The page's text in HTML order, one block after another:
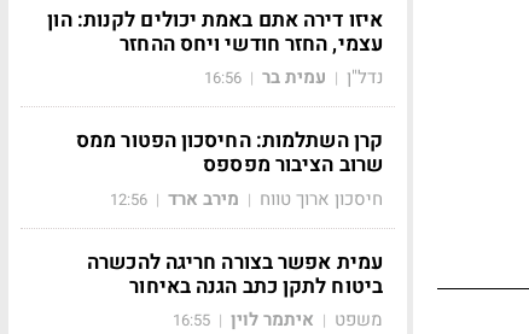
איזו דירה אתם באמת יכולים לקנות: הון
עצמי, החזר חודשי ויחס ההחזר
נדל"ן | עמית בר |
16:56
קרן השתלמות: החיסכון הפטור ממס
שרוב הציבור מפספס
חיסכון ארוך טווח | מירב ארד |
12:56
עמית אפשר בצורה חריגה להכשרה
ביטוח לתקן כתב הגנה באיחור
משפט | איתמר לוין |
16:55